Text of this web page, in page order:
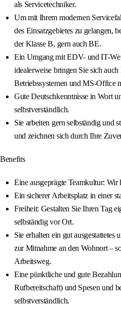
als Servicetechniker.
Um mit Ihrem modernen
des Einsatzgebietes zu gelangen,
der Klasse B, gern auch BE.
Ein Umgang mit EDV- und IT-
idealerweise bringen Sie sich
Betriebssystemen und MS-Office
Gute Deutschkenntnisse in Wort
selbstverständlich.
Sie arbeiten gern selbständig und
und zeichnen sich durch Ihre
Benefits
Eine ausgeprägte Teamkultur: Wir
Ein sicherer Arbeitsplatz in einer
Freiheit: Gestalten Sie Ihren Tag
selbständig vor Ort.
Sie erhalten ein gut
zur Mitnahme an den Wohnort –
Arbeitsweg.
Eine pünktliche und gute
Rufbereitschaft) und Spesen und
selbstverständlich.